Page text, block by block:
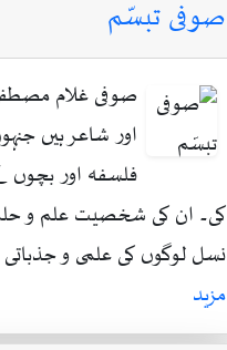
صوفی تبسّم
صوفی غلام
اور شاعر ہیں
فلسفہ اور بچوں
کی۔ ان کی شخصیت علم و
نسل لوگوں کی علمی و جذباتی
مزید